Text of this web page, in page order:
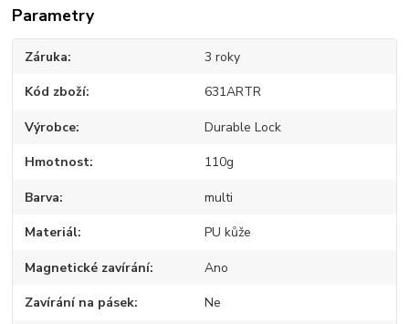
Parametry
Záruka 3 roky
Kód zboží 631ARTR
Výrobce Durable Lock
Hmotnost 110g
Barva multi
Materiál PU kůže
Magnetické zavírání Ano
Zavírání na pásek Ne